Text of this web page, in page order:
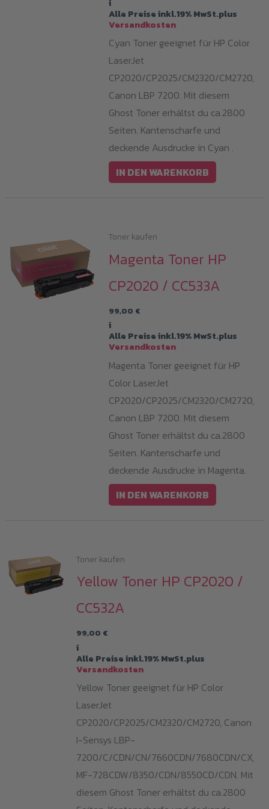
i
Alle Preise inkl.19% MwSt.plus
Versandkosten
Cyan Toner geeignet für HP Color
LaserJet
CP2020/CP2025/CM2320/CM2720,
Canon LBP 7200. Mit diesem
Ghost Toner erhältst du ca.2800
Seiten. Kantenscharfe und
deckende Ausdrucke in Cyan .
IN DEN WARENKORB
Toner kaufen
Magenta Toner HP
CP2020 / CC533A
99,00 €
i
Alle Preise inkl.19% MwSt.plus
Versandkosten
Magenta Toner geeignet für HP
Color LaserJet
CP2020/CP2025/CM2320/CM2720,
Canon LBP 7200. Mit diesem
Ghost Toner erhältst du ca.2800
Seiten. Kantenscharfe und
deckende Ausdrucke in Magenta.
IN DEN WARENKORB
Toner kaufen
Yellow Toner HP CP2020 /
CC532A
99,00 €
i
Alle Preise inkl.19% MwSt.plus
Versandkosten
Yellow Toner geeignet für HP Color
LaserJet
CP2020/CP2025/CM2320/CM2720, Canon
I-Sensys LBP-
7200/C/CDN/CN/7660CDN/7680CDN/CX,
MF-728CDW/8350/CDN/8550CD/CDN. Mit
diesem Ghost Toner erhältst du ca.2800